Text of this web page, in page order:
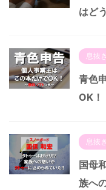
はど
息抜
青色
OK！
息抜
国母
族へ